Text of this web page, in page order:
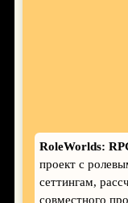
RoleWorlds:
проект с
сеттингам,
совместного